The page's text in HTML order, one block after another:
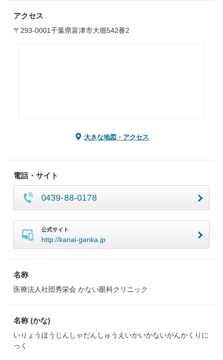
アクセス
〒293-0001千葉県富津市大堀542番2
大きな地図・アクセス
電話・サイト
0439-88-0178
公式サイト
http://kanai-ganka.jp
名称
医療法人社団秀栄会 かない眼科クリニック
名称 (かな)
いりょうほうじんしゃだんしゅうえいかいかないがんかくりに
っく